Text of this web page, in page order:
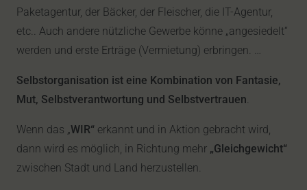
Paketagentur, der Bäcker, der Fleischer, die IT-Agentur,
etc.. Auch andere nützliche Gewerbe könne „angesiedelt“
werden und erste Erträge (Vermietung) erbringen. …
Selbstorganisation ist eine Kombination von Fantasie,
Mut, Selbstverantwortung und Selbstvertrauen.
Wenn das „WIR“ erkannt und in Aktion gebracht wird,
dann wird es möglich, in Richtung mehr „Gleichgewicht“
zwischen Stadt und Land herzustellen.